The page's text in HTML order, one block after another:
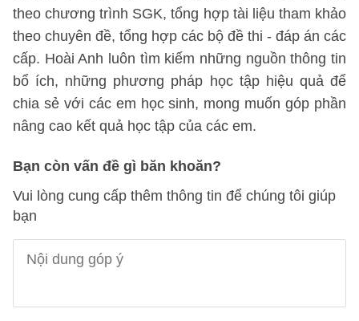
theo chương trình SGK, tổng hợp tài liệu tham khảo
theo chuyên đề, tổng hợp các bộ đề thi - đáp án các
cấp. Hoài Anh luôn tìm kiếm những nguồn thông tin
bổ ích, những phương pháp học tập hiệu quả để
chia sẻ với các em học sinh, mong muốn góp phần
nâng cao kết quả học tập của các em.
Bạn còn vấn đề gì băn khoăn?
Vui lòng cung cấp thêm thông tin để chúng tôi giúp
bạn